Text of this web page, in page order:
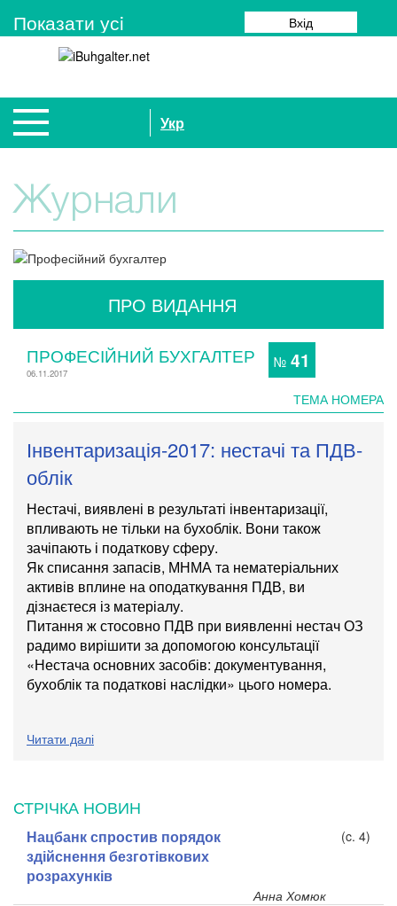
Показати усi Вхід
Укр
Журнали
ПРО ВИДАННЯ
ПРОФЕСІЙНИЙ БУХГАЛТЕР
06.11.2017
№ 41
ТЕМА НОМЕРА
Інвентаризація-2017: нестачі та ПДВ-
облік
Нестачі, виявлені в результаті інвентаризації,
впливають не тільки на бухоблік. Вони також
зачіпають і податкову сферу.
Як списання запасів, МНМА та нематеріальних
активів вплине на оподаткування ПДВ, ви
дізнаєтеся із матеріалу.
Питання ж стосовно ПДВ при виявленні нестач ОЗ
радимо вирішити за допомогою консультації
«Нестача основних засобів: документування,
бухоблік та податкові наслідки» цього номера.
Читати далі
СТРІЧКА НОВИН
Нацбанк спростив порядок
здійснення безготівкових
розрахунків
(c. 4)
Анна Хомюк